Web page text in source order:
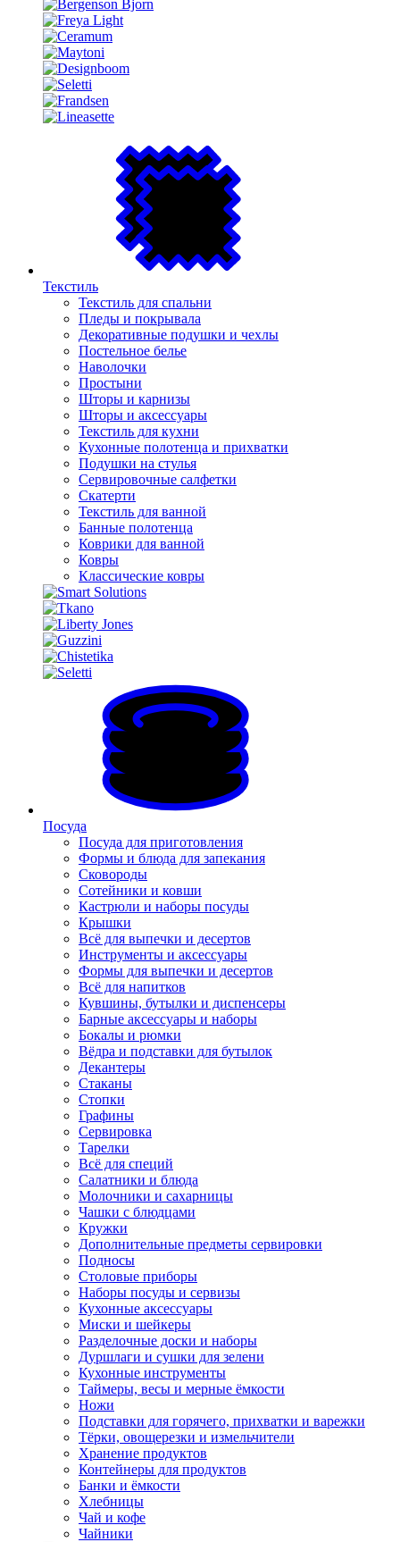
Текстиль
Текстиль для спальни
Пледы и покрывала
Декоративные подушки и чехлы
Постельное белье
Наволочки
Простыни
Шторы и карнизы
Шторы и аксессуары
Текстиль для кухни
Кухонные полотенца и прихватки
Подушки на стулья
Сервировочные салфетки
Скатерти
Текстиль для ванной
Банные полотенца
Коврики для ванной
Ковры
Классические ковры
Посуда
Посуда для приготовления
Формы и блюда для запекания
Сковороды
Сотейники и ковши
Кастрюли и наборы посуды
Крышки
Всё для выпечки и десертов
Инструменты и аксессуары
Формы для выпечки и десертов
Всё для напитков
Кувшины, бутылки и диспенсеры
Барные аксессуары и наборы
Бокалы и рюмки
Вёдра и подставки для бутылок
Декантеры
Стаканы
Стопки
Графины
Сервировка
Тарелки
Всё для специй
Салатники и блюда
Молочники и сахарницы
Чашки с блюдцами
Кружки
Дополнительные предметы сервировки
Подносы
Столовые приборы
Наборы посуды и сервизы
Кухонные аксессуары
Миски и шейкеры
Разделочные доски и наборы
Дуршлаги и сушки для зелени
Кухонные инструменты
Таймеры, весы и мерные ёмкости
Ножи
Подставки для горячего, прихватки и варежки
Тёрки, овощерезки и измельчители
Хранение продуктов
Контейнеры для продуктов
Банки и ёмкости
Хлебницы
Чай и кофе
Чайники